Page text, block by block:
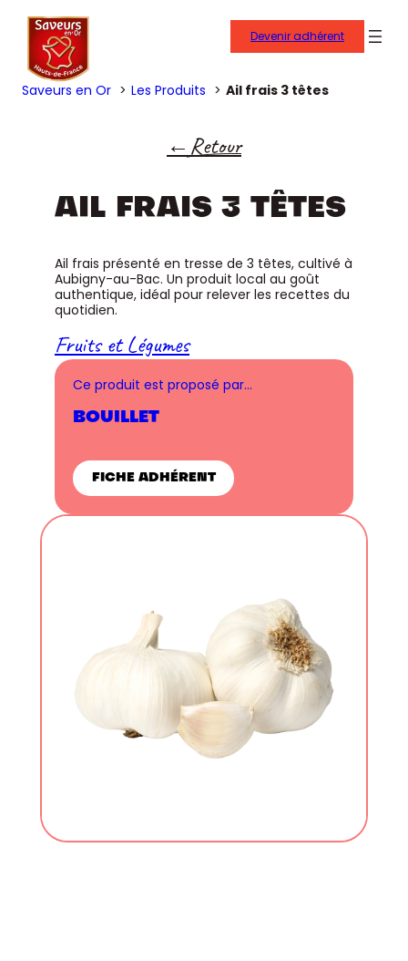
Devenir adhérent
Saveurs en Or Les Produits Ail frais 3 têtes
Retour
AIL FRAIS 3 TÊTES
Ail frais présenté en tresse de 3 têtes, cultivé à
Aubigny-au-Bac. Un produit local au goût
authentique, idéal pour relever les recettes du
quotidien.
Fruits et Légumes
Ce produit est proposé par…
BOUILLET
FICHE ADHÉRENT